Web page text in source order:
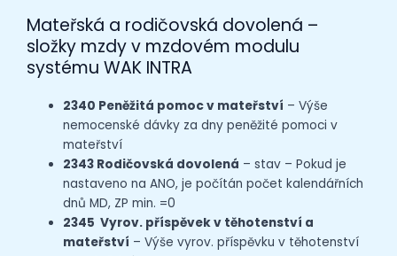
Mateřská a rodičovská dovolená –
složky mzdy v mzdovém modulu
systému WAK INTRA
2340 Peněžitá pomoc v mateřství – Výše
nemocenské dávky za dny peněžité pomoci v
mateřství
2343 Rodičovská dovolená – stav – Pokud je
nastaveno na ANO, je počítán počet kalendářních
dnů MD, ZP min. =0
2345 Vyrov. příspěvek v těhotenství a
mateřství – Výše vyrov. příspěvku v těhotenství